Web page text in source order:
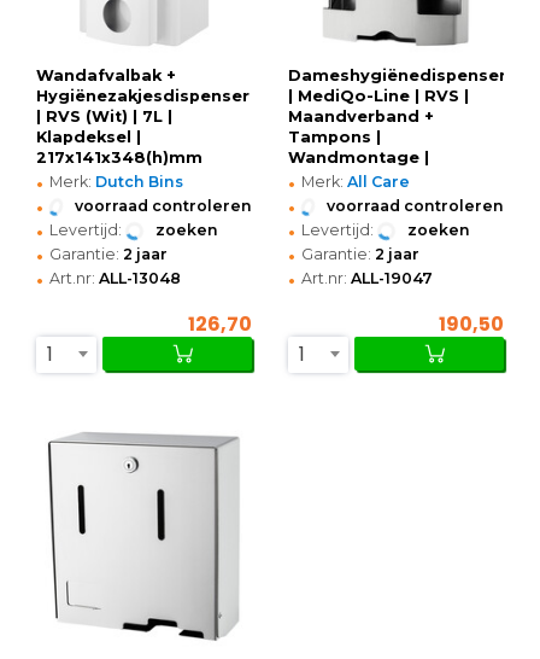
Wandafvalbak +
Hygiënezakjesdispenser
| RVS (Wit) | 7L |
Klapdeksel |
217x141x348(h)mm
• Merk: Dutch Bins
• voorraad controleren
• Levertijd: zoeken
• Garantie: 2 jaar
• Art.nr: ALL-13048
126,70
1
Dameshygiënedispenser
| MediQo-Line | RVS |
Maandverband +
Tampons |
Wandmontage |
230x102x346(h)mm
• Merk: All Care
• voorraad controleren
• Levertijd: zoeken
• Garantie: 2 jaar
• Art.nr: ALL-19047
190,50
1